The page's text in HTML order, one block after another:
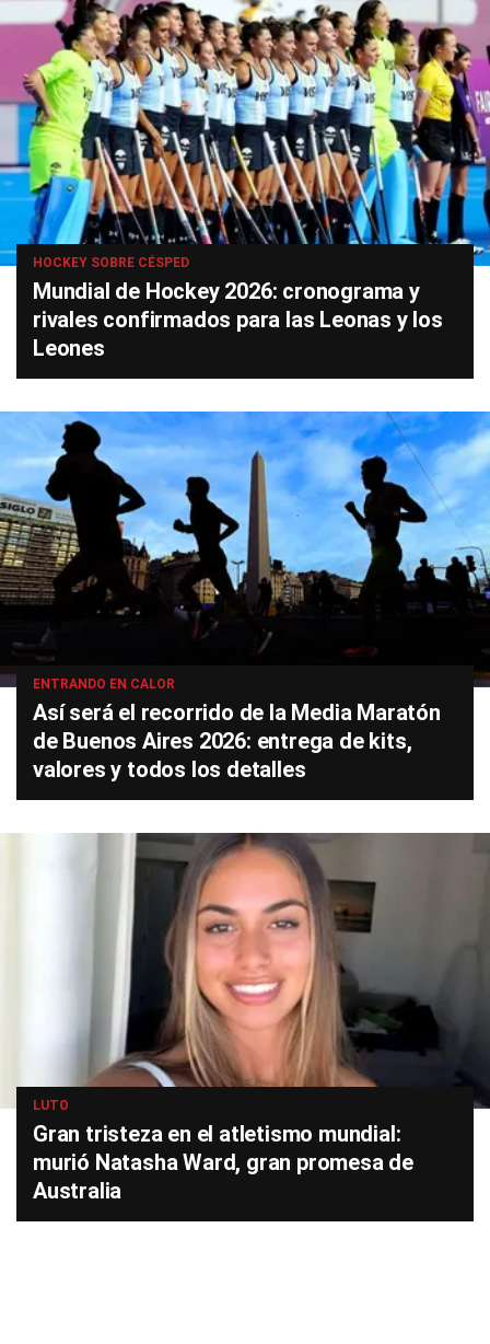
HOCKEY SOBRE CÉSPED
Mundial de Hockey 2026: cronograma y
rivales confirmados para las Leonas y los
Leones
ENTRANDO EN CALOR
Así será el recorrido de la Media Maratón
de Buenos Aires 2026: entrega de kits,
valores y todos los detalles
LUTO
Gran tristeza en el atletismo mundial:
murió Natasha Ward, gran promesa de
Australia